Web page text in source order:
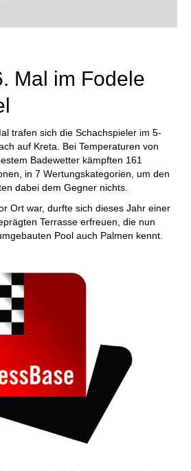
spielen: Mit
intelligenter und
Mal im Fodele
trafen sich die Schachspieler im 5-
auf Kreta. Bei Temperaturen von
Badewetter kämpften 161
in 7 Wertungskategorien, um den
dabei dem Gegner nichts.
Ort war, durfte sich dieses Jahr einer
Terrasse erfreuen, die nun
Pool auch Palmen kennt.